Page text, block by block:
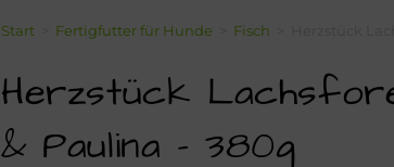
Start Fertigfutter für Hunde Fisch
Herzstück
& Paulina – 380g